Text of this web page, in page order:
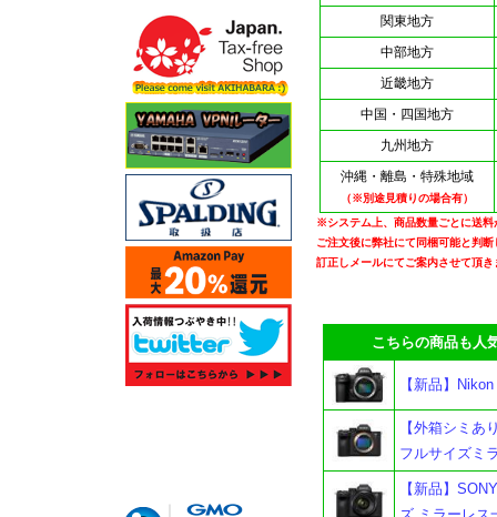
関東地方
中部地方
近畿地方
中国・四国地方
九州地方
沖縄・離島・特殊地域
（※別途見積りの場合有）
※システム上、商品数量ごとに送料
ご注文後に弊社にて同梱可能と判
訂正しメールにてご案内させて頂き
こちらの商品も人気
【新品】
【外箱シミ
フルサイズミ
【新品】